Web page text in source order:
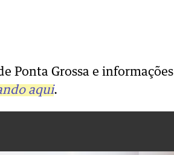
Ponta Grossa e informações
aqui.